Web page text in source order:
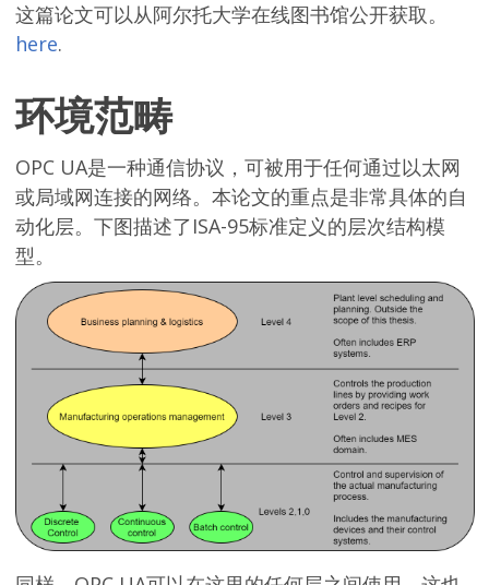
这篇论文可以从阿尔托大学在线图书馆公开获取。
here.
环境范畴
OPC UA是一种通信协议，可被用于任何通过以太网
或局域网连接的网络。本论文的重点是非常具体的自
动化层。下图描述了ISA-95标准定义的层次结构模
型。